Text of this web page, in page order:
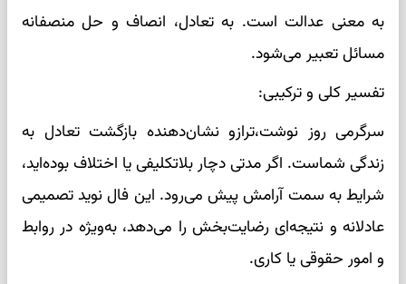
به معنی عدالت است. به تعادل، انصاف و حل منصفانه
مسائل تعبیر می‌شود.
تفسیر کلی و ترکیبی:
سرگرمی روز نوشت،ترازو نشان‌دهنده بازگشت تعادل به
زندگی شماست. اگر مدتی دچار بلاتکلیفی یا اختلاف بوده‌اید،
شرایط به سمت آرامش پیش می‌رود. این فال نوید تصمیمی
عادلانه و نتیجه‌ای رضایت‌بخش را می‌دهد، به‌ویژه در روابط
و امور حقوقی یا کاری.